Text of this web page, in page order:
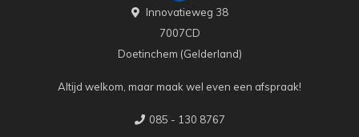
Innovatieweg 38
7007CD
Doetinchem (Gelderland)
Altijd welkom, maar maak wel even een afspraak!
085 - 130 8767